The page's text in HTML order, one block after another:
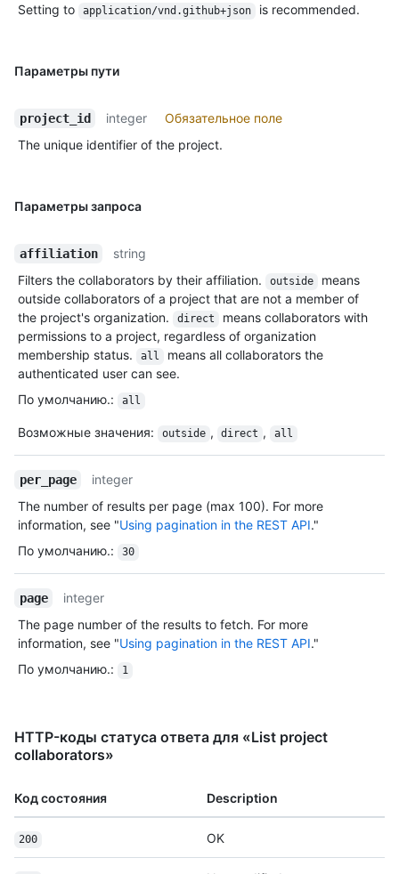
Setting to
application/vnd.github+json is recommended.
Параметры пути
project_id integer
Обязательное поле
The unique identifier of the project.
Параметры запроса
affiliation
string
Filters the collaborators by their affiliation.
outside
means
outside collaborators of a project that are not a member of
the project's organization.
direct
means collaborators with
permissions to a project, regardless of organization
membership status.
all
means all collaborators the
authenticated user can see.
По умолчанию.: all
Возможные значения: outside , direct , all
per_page
integer
The number of results per page (max 100). For more
information, see "Using pagination in the REST API."
По умолчанию.: 30
page
integer
The page number of the results to fetch. For more
information, see "Using pagination in the REST API."
По умолчанию.: 1
HTTP-коды статуса ответа для «List project
collaborators»
Код состояния Description
200 OK